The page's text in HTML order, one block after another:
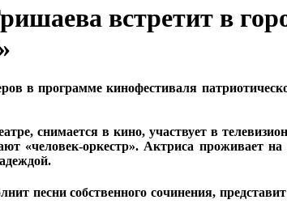
встретит в
в программе кинофестиваля
снимается в кино, участвует в
«человек-оркестр». Актриса проживает
песни собственного сочинения,